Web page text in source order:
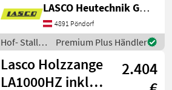
MIT UNSEREM
FÖRDERSERVICE+ Bitte
beachten Sie, dass es sich
hierbei um eine von uns
vorgeschlagene
LASCO Heutechnik GmbH
4891 Pöndorf
Hof- Stall-
und
Weidetechnik
/ Lasco
Premium Plus Händler
Lasco Holzzange
LA1000HZ inkl.
2.404